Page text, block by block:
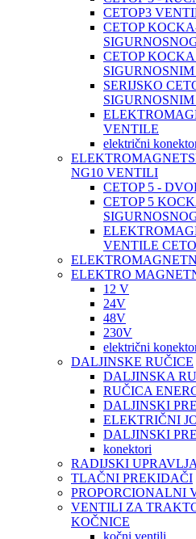
CETOP3
CETOP
CETOP
SERIJSKO
VENTILE
električni
NG10 VENTILI
CETOP 5 -
CETOP 5
VENTILE
ELEKTRO
12 V
24V
48V
230V
električni
DALJINSKE RUČICE
DALJINSKA
RUČICA
DALJINSKI
ELEKTRIČNI
DALJINSKI
konektori
RADIJSKI
TLAČNI PREKIDAČI
PROPORCIONALNI
VENTILI ZA
KOČNICE
kočni ventili